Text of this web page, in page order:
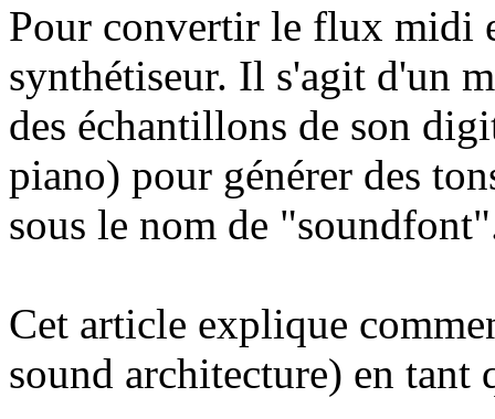
Pour convertir le flux midi
synthétiseur. Il s'agit d'un
des échantillons de son
piano) pour générer des
sous le nom de
Cet article explique
sound architecture) en